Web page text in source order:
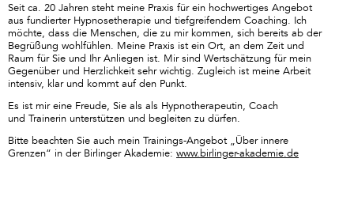
Seit ca. 20 Jahren steht meine Praxis für ein hochwertiges Angebot
aus fundierter Hypnosetherapie und tiefgreifendem Coaching. Ich
möchte, dass die Menschen, die zu mir kommen, sich bereits ab der
Begrüßung wohlfühlen. Meine Praxis ist ein Ort, an dem Zeit und
Raum für Sie und Ihr Anliegen ist. Mir sind Wertschätzung für mein
Gegenüber und Herzlichkeit sehr wichtig. Zugleich ist meine Arbeit
intensiv, klar und kommt auf den Punkt.
Es ist mir eine Freude, Sie als als Hypnotherapeutin, Coach
und Trainerin unterstützen und begleiten zu dürfen.
Bitte beachten Sie auch mein Trainings-Angebot „Über innere
Grenzen“ in der Birlinger Akademie: www.birlinger-akademie.de